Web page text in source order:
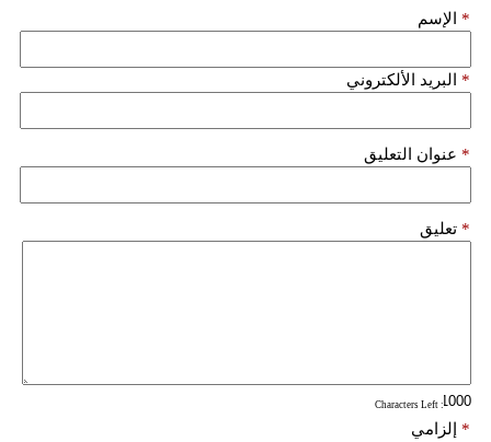
الإسم *
البريد الألكتروني *
عنوان التعليق *
تعليق *
: Characters Left
إلزامي *